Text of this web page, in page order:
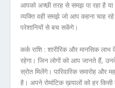
आपको अच्छी तरह से समझ पा रहा है या
व्यक्ति वही समझे जो आप कहना चाह
परेशानियों से बच सकेंगे।
कर्क राशि : शारीरिक और मानसिक लाभ
रहेगा। जिन लोगों को आप जानते हैं,
स्रोत मिलेंगे। पारिवारिक समारोह और
है। अपने रोमांटिक ख़यालों को हर